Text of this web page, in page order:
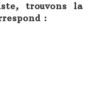
trouvons la
: